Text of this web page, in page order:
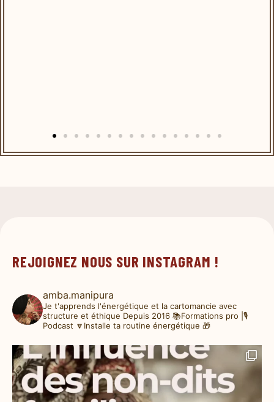
REJOIGNEZ NOUS SUR INSTAGRAM !
amba.manipura
Je t'apprends l'énergétique et la cartomancie avec
structure et éthique Depuis 2016 📚Formations pro |🎙️
Podcast 🔽Installe ta routine énergétique 🎁